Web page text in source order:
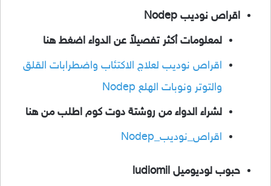
اقراص نوديب Nodep
لمعلومات أكثر تفصيلاً عن الدواء اضغط هنا
اقراص نوديب لعلاج الاكتئاب واضطرابات القلق
والتوتر ونوبات الهلع Nodep
لشراء الدواء من روشتة دوت كوم اطلب من هنا
اقراص_نوديب_Nodep
حبوب لوديوميل ludiomil